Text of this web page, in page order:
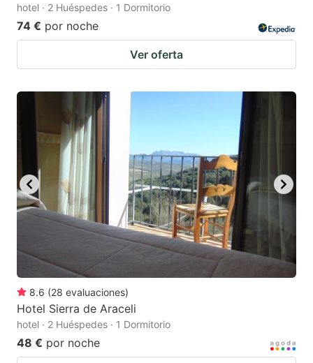
hotel · 2 Huéspedes · 1 Dormitorio
74 € por noche
Ver oferta
8.6 (28 evaluaciones)
Hotel Sierra de Araceli
hotel · 2 Huéspedes · 1 Dormitorio
48 € por noche